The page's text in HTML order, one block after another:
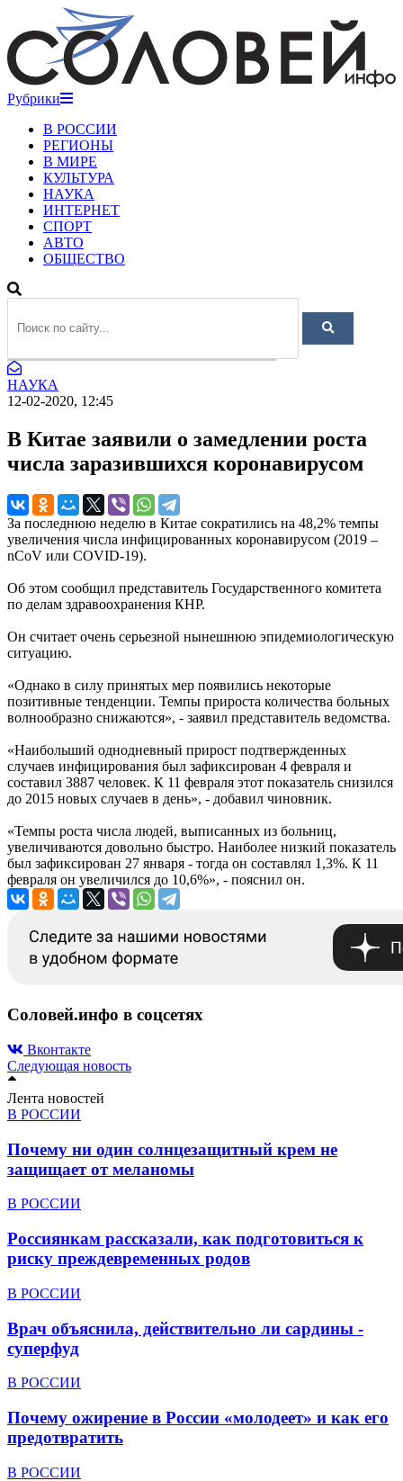
Рубрики
В РОССИИ
РЕГИОНЫ
В МИРЕ
КУЛЬТУРА
НАУКА
ИНТЕРНЕТ
СПОРТ
АВТО
ОБЩЕСТВО
НАУКА
12-02-2020, 12:45
В Китае заявили о замедлении роста
числа заразившихся коронавирусом
За последнюю неделю в Китае сократились на 48,2% темпы
увеличения числа инфицированных коронавирусом (2019 –
nCoV или COVID-19).
Об этом сообщил представитель Государственного комитета
по делам здравоохранения КНР.
Он считает очень серьезной нынешнюю эпидемиологическую
ситуацию.
«Однако в силу принятых мер появились некоторые
позитивные тенденции. Темпы прироста количества больных
волнообразно снижаются», - заявил представитель ведомства.
«Наибольший однодневный прирост подтвержденных
случаев инфицирования был зафиксирован 4 февраля и
составил 3887 человек. К 11 февраля этот показатель снизился
до 2015 новых случаев в день», - добавил чиновник.
«Темпы роста числа людей, выписанных из больниц,
увеличиваются довольно быстро. Наиболее низкий показатель
был зафиксирован 27 января - тогда он составлял 1,3%. К 11
февраля он увеличился до 10,6%», - пояснил он.
Соловей.инфо в соцсетях
Вконтакте
Следующая новость
Лента новостей
В РОССИИ
Почему ни один солнцезащитный крем не
защищает от меланомы
В РОССИИ
Россиянкам рассказали, как подготовиться к
риску преждевременных родов
В РОССИИ
Врач объяснила, действительно ли сардины -
суперфуд
В РОССИИ
Почему ожирение в России «молодеет» и как его
предотвратить
В РОССИИ